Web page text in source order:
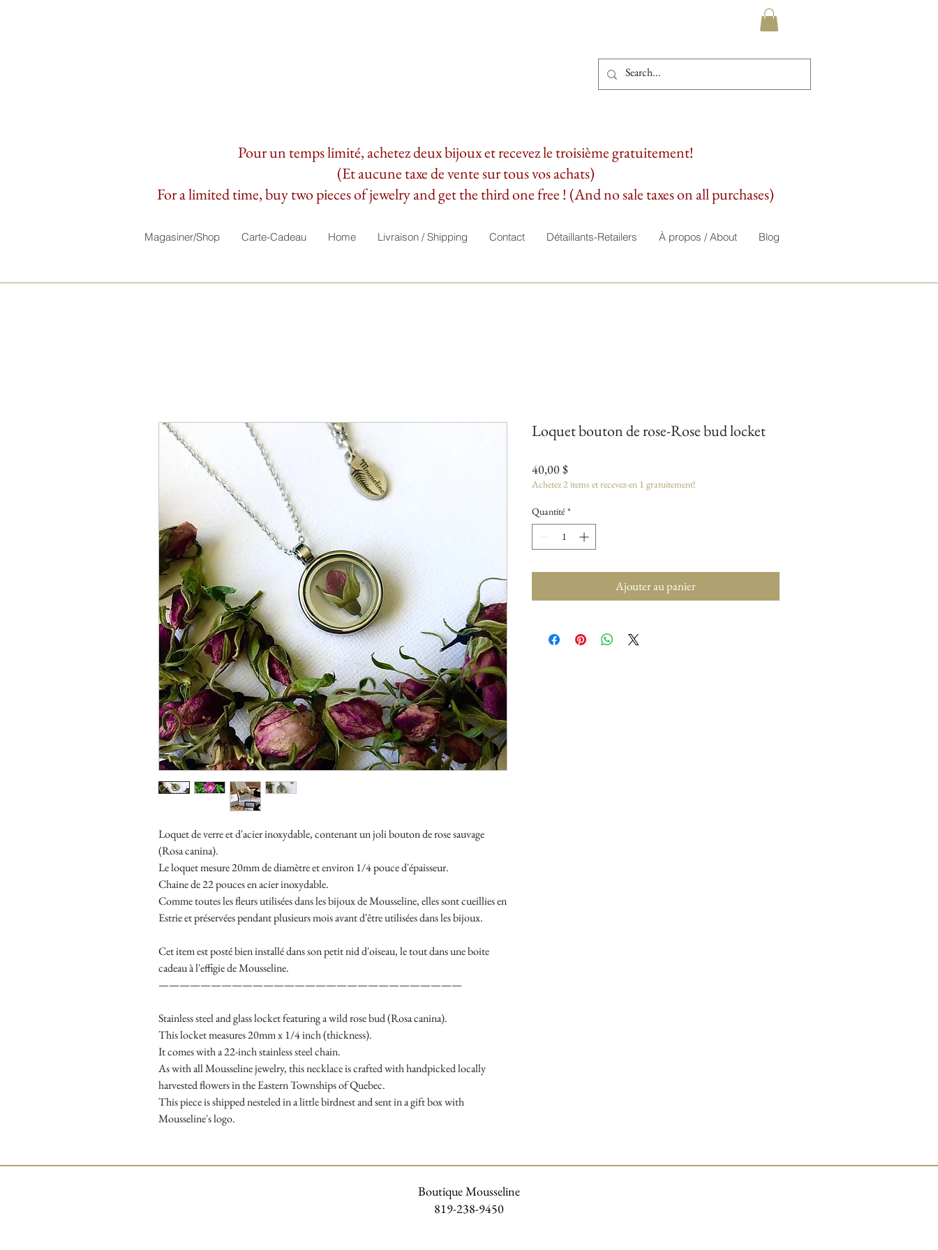
Pour un temps limité, achetez deux bijoux et recevez le troisième gratuitement!
(Et aucune taxe de vente sur tous vos achats)
For a limited time, buy two pieces of jewelry and get the third one free ! (And no sale taxes on all purchases)
Magasiner/Shop Carte-Cadeau Home Livraison / Shipping Contact Détaillants-Retailers À propos / About Blog
Loquet de verre et d'acier inoxydable, contenant un joli bouton de rose sauvage
(Rosa canina).
Le loquet mesure 20mm de diamètre et environ 1/4 pouce d'épaisseur.
Chaine de 22 pouces en acier inoxydable.
Comme toutes les fleurs utilisées dans les bijoux de Mousseline, elles sont cueillies en
Estrie et préservées pendant plusieurs mois avant d'être utilisées dans les bijoux.
Cet item est posté bien installé dans son petit nid d'oiseau, le tout dans une boite
cadeau à l'effigie de Mousseline.
—————————————————————————————
Stainless steel and glass locket featuring a wild rose bud (Rosa canina).
This locket measures 20mm x 1/4 inch (thickness).
It comes with a 22-inch stainless steel chain.
As with all Mousseline jewelry, this necklace is crafted with handpicked locally
harvested flowers in the Eastern Townships of Quebec.
This piece is shipped nesteled in a little birdnest and sent in a gift box with
Mousseline's logo.
Loquet bouton de rose-Rose bud locket
40,00 $Prix
Achetez 2 items et recevez-en 1 gratuitement!
Quantité *
Ajouter au panier
Boutique Mousseline
819-238-9450